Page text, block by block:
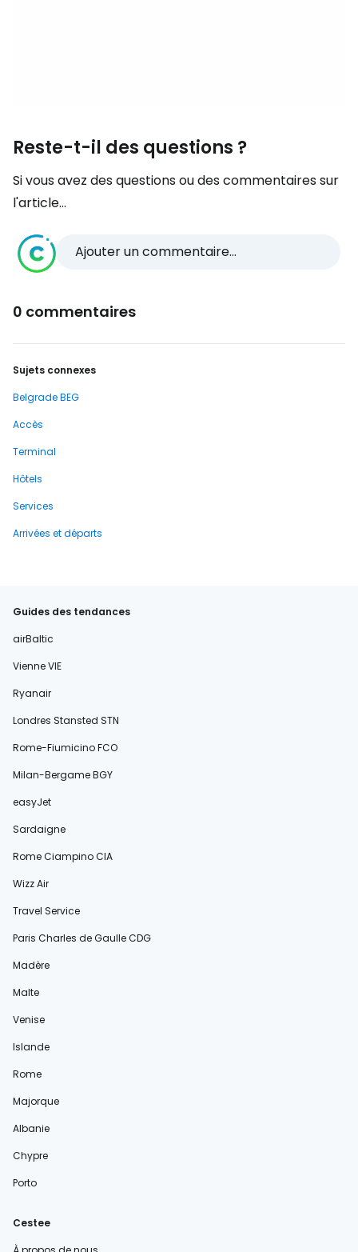
Reste-t-il des questions ?
Si vous avez des questions ou des commentaires sur
l'article...
Ajouter un commentaire...
0 commentaires
Sujets connexes
Belgrade BEG
Accès
Terminal
Hôtels
Services
Arrivées et départs
Guides des tendances
airBaltic
Vienne VIE
Ryanair
Londres Stansted STN
Rome-Fiumicino FCO
Milan-Bergame BGY
easyJet
Sardaigne
Rome Ciampino CIA
Wizz Air
Travel Service
Paris Charles de Gaulle CDG
Madère
Malte
Venise
Islande
Rome
Majorque
Albanie
Chypre
Porto
Cestee